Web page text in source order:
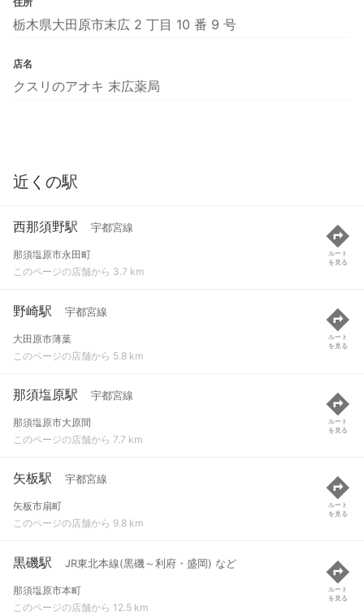
栃木県大田原市末広 2 丁目 10 番 9 号
店名
クスリのアオキ 末広薬局
近くの駅
西那須野駅 宇都宮線
那須塩原市永田町
このページの店舗から 3.7 km
ルート
を見る
野崎駅 宇都宮線
大田原市薄葉
このページの店舗から 5.8 km
ルート
を見る
那須塩原駅 宇都宮線
那須塩原市大原間
このページの店舗から 7.7 km
ルート
を見る
矢板駅 宇都宮線
矢板市扇町
このページの店舗から 9.8 km
ルート
を見る
黒磯駅 JR東北本線(黒磯～利府・盛岡) など
那須塩原市本町
このページの店舗から 12.5 km
ルート
を見る